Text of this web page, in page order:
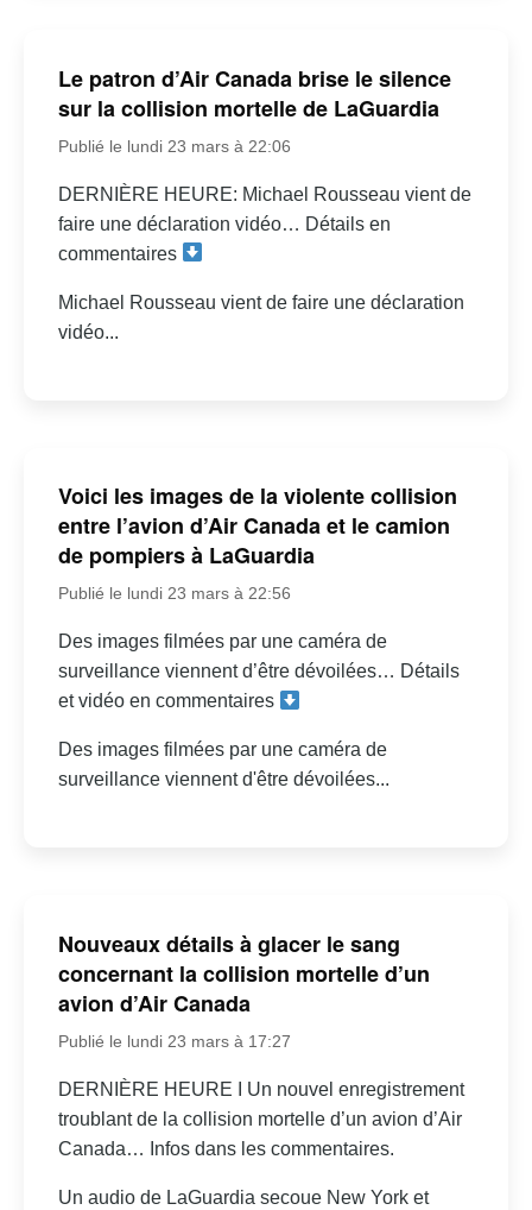
Le patron d’Air Canada brise le silence
sur la collision mortelle de LaGuardia
Publié le lundi 23 mars à 22:06
DERNIÈRE HEURE: Michael Rousseau vient de
faire une déclaration vidéo… Détails en
commentaires
Michael Rousseau vient de faire une déclaration
vidéo...
Voici les images de la violente collision
entre l’avion d’Air Canada et le camion
de pompiers à LaGuardia
Publié le lundi 23 mars à 22:56
Des images filmées par une caméra de
surveillance viennent d’être dévoilées… Détails
et vidéo en commentaires
Des images filmées par une caméra de
surveillance viennent d'être dévoilées...
Nouveaux détails à glacer le sang
concernant la collision mortelle d’un
avion d’Air Canada
Publié le lundi 23 mars à 17:27
DERNIÈRE HEURE I Un nouvel enregistrement
troublant de la collision mortelle d’un avion d’Air
Canada… Infos dans les commentaires.
Un audio de LaGuardia secoue New York et